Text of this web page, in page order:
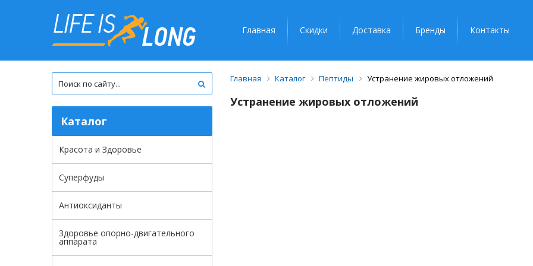
Главная Скидки Доставка Бренды Контакты
Каталог
Красота и Здоровье
Суперфуды
Антиоксиданты
Здоровье опорно-двигательного
аппарата
Главная Каталог Пептиды Устранение жировых отложений
Устранение жировых отложений